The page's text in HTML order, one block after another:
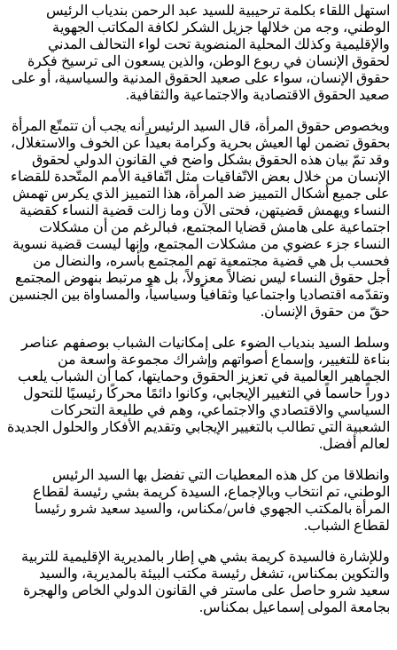
استهل اللقاء بكلمة ترحيبية للسيد عبد الرحمن بندياب الرئيس
الوطني، وجه من خلالها جزيل الشكر لكافة المكاتب الجهوية
والإقليمية وكذلك المحلية المنضوية تحت لواء التحالف المدني
لحقوق الإنسان في ربوع الوطن، والذين يسعون الى ترسيخ فكرة
حقوق الإنسان، سواء على صعيد الحقوق المدنية والسياسية، أو على
صعيد الحقوق الاقتصادية والاجتماعية والثقافية.
وبخصوص حقوق المرأة، قال السيد الرئيس أنه يجب أن تتمتّع المرأة
بحقوق تضمن لها العيش بحرية وكرامة بعيداً عن الخوف والاستغلال،
وقد تمّ بيان هذه الحقوق بشكل واضح في القانون الدولي لحقوق
الإنسان من خلال بعض الاتّفاقيات مثل اتّفاقية الأمم المتّحدة للقضاء
على جميع أشكال التمييز ضد المرأة، هذا التمييز الذي يكرس تهمش
النساء ويهمش قضيتهن، فحتى الآن وما زالت قضية النساء كقضية
اجتماعية على هامش قضايا المجتمع، فبالرغم من أن مشكلات
النساء جزء عضوي من مشكلات المجتمع، وإنها ليست قضية نسوية
فحسب بل هي قضية مجتمعية تهم المجتمع بأسره، والنضال من
أجل حقوق النساء ليس نضالاً معزولاً، بل هو مرتبط بنهوض المجتمع
وتقدّمه اقتصاديا واجتماعيا وثقافياً وسياسياً، والمساواة بين الجنسين
حقّ من حقوق الإنسان.
وسلط السيد بندياب الضوء على إمكانيات الشباب بوصفهم عناصر
بناءة للتغيير، وإسماع أصواتهم وإشراك مجموعة واسعة من
الجماهير العالمية في تعزيز الحقوق وحمايتها، كما أن الشباب يلعب
دوراً حاسماً في التغيير الإيجابي، وكانوا دائمًا محركًا رئيسيًا للتحول
السياسي والاقتصادي والاجتماعي، وهم في طليعة التحركات
الشعبية التي تطالب بالتغيير الإيجابي وتقديم الأفكار والحلول الجديدة
لعالم أفضل.
وانطلاقا من كل هذه المعطيات التي تفضل بها السيد الرئيس
الوطني، تم انتخاب وبالإجماع، السيدة كريمة بشي رئيسة لقطاع
المرأة بالمكتب الجهوي فاس/مكناس، والسيد سعيد شرو رئيسا
لقطاع الشباب.
وللإشارة فالسيدة كريمة بشي هي إطار بالمديرية الإقليمية للتربية
والتكوين بمكناس، تشغل رئيسة مكتب البيئة بالمديرية، والسيد
سعيد شرو حاصل على ماستر في القانون الدولي الخاص والهجرة
بجامعة المولى إسماعيل بمكناس.